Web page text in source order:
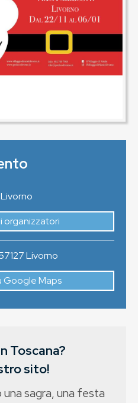
organizzatori
Livorno
Google Maps
Toscana?
sito!
sagra, una festa